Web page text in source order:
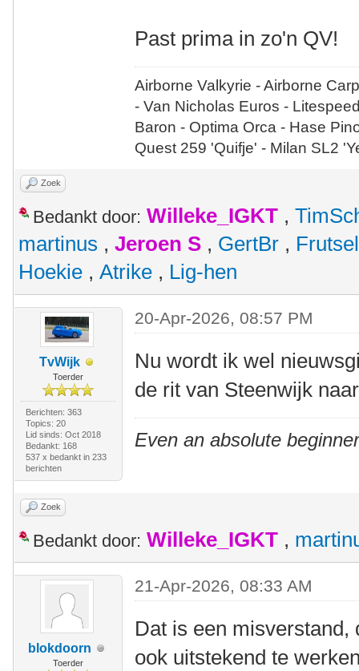
Past prima in zo'n QV!
Airborne Valkyrie - Airborne
- Van Nicholas Euros -
Baron - Optima Orca - Hase
Quest 259 'Quifje' - Milan SL2
Zoek
Bedankt door: Willeke_IGKT ,
martinus , Jeroen S , GertBr , Frutsel
Hoekie , Atrike , Lig-hen
TvWijk
Toerder
Berichten: 363
Topics: 20
Lid sinds: Oct 2018
Bedankt: 168
537 x bedankt in 233
berichten
20-Apr-2026, 08:57 PM
Nu wordt ik wel
de rit van Steenwijk
Even an absolute
Zoek
Bedankt door: Willeke_IGKT ,
blokdoorn
Toerder
21-Apr-2026, 08:33 AM
Dat is een
ook uitstekend te